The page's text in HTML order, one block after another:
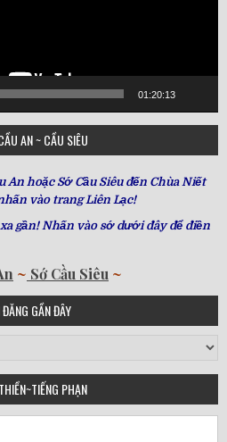
01:20:13
AN ~ CẦU SIÊU
hoặc Sớ Cầu Siêu đến Chùa Niết
vào trang Liên Lạc!
gần! Nhấn vào sớ dưới đây để điền
~ Sớ Cầu Siêu ~
GẦN ĐÂY
PHẠN